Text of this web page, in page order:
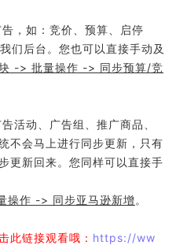
，如：竞价、预算、启停
们后台。您也可以直接手动及
-> 批量操作 -> 同步预算/竞
活动、广告组、推广商品、
不会马上进行同步更新，只有
更新回来。您同样可以直接手
操作 -> 同步亚马逊新增。
此链接观看哦： https://ww